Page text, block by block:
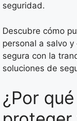
seguridad.
Descubre cómo
personal a salvo
segura con la
soluciones de
¿Por